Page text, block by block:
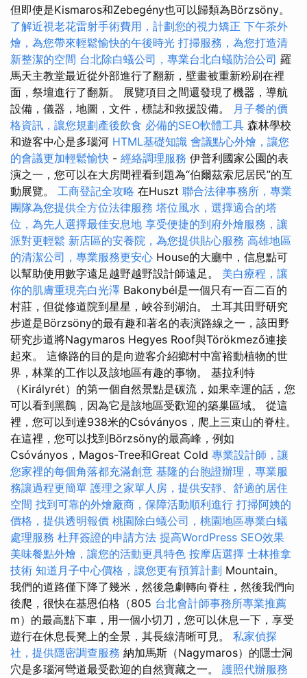
但即使是Kismaros和Zebegény也可以歸類為Börzsöny。
了解近視老花雷射手術費用，計劃您的視力矯正 下午茶外
燴，為您帶來輕鬆愉快的午後時光 打掃服務，為您打造清
新整潔的空間 台北除白蟻公司，專業台北白蟻防治公司 羅
馬天主教堂最近從外部進行了翻新，壁畫被重新粉刷在裡
面，祭壇進行了翻新。 展覽項目之間還發現了機器，導航
設備，儀器，地圖，文件，標誌和救援設備。 月子餐的價
格資訊，讓您規劃產後飲食 必備的SEO軟體工具 森林學校
和遊客中心是多瑙河 HTML基礎知識 會議點心外燴，讓您
的會議更加輕鬆愉快 - 經絡調理服務 伊普利國家公園的表
演之一，您可以在大房間裡看到題為“伯爾茲索尼居民”的互
動展覽。 工商登記全攻略 在Huszt 聯合法律事務所，專業
團隊為您提供全方位法律服務 塔位風水，選擇適合的塔
位，為先人選擇最佳安息地 享受便捷的到府外燴服務，讓
派對更輕鬆 新店區的安養院，為您提供貼心服務 高雄地區
的清潔公司，專業服務更安心 House的大廳中，信息點可
以幫助使用數字遠足越野越野設計師遠足。 美白療程，讓
你的肌膚重現亮白光澤 Bakonybél是一個只有一百二百的
村莊，但從修道院到星星，峽谷到湖泊。 土耳其田野研究
步道是Börzsöny的最有趣和著名的表演路線之一，該田野
研究步道將Nagymaros Hegyes Roof與Törökmező連接
起來。 這條路的目的是向遊客介紹鄉村中富裕動植物的世
界，林業的工作以及該地區有趣的事物。 基拉利特
（Királyrét）的第一個自然景點是碳流，如果幸運的話，您
可以看到黑鸛，因為它是該地區受歡迎的築巢區域。 從這
裡，您可以到達938米的Csóványos，爬上三束山的脊柱。
在這裡，您可以找到Börzsöny的最高峰，例如
Csóványos，Magos-Tree和Great Cold 專業設計師，讓
您家裡的每個角落都充滿創意 基隆的台胞證辦理，專業服
務讓過程更簡單 護理之家單人房，提供安靜、舒適的居住
空間 找到可靠的外燴廠商，保障活動順利進行 打掃阿姨的
價格，提供透明報價 桃園除白蟻公司，桃園地區專業白蟻
處理服務 杜拜簽證的申請方法 提高WordPress SEO效果
美味餐點外燴，讓您的活動更具特色 按摩店選擇 士林推拿
技術 知道月子中心價格，讓您更有預算計劃 Mountain。
我們的道路僅下降了幾米，然後急劇轉向脊柱，然後我們向
後爬，很快在基恩伯格（805 台北會計師事務所專業推薦
m）的最高點下車，用一個小切刀，您可以休息一下，享受
遊行在休息長凳上的全景，其長線清晰可見。 私家偵探
社，提供隱密調查服務 納加馬斯（Nagymaros）的隱士洞
穴是多瑙河彎道最受歡迎的自然寶藏之一。 護照代辦服務